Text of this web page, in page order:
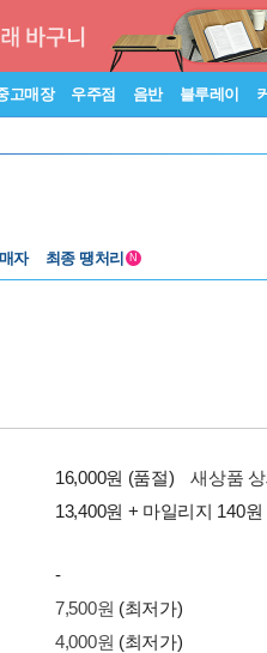
고매장 우주점 음반 블루레이
자 최종 땡처리 N
16,000원 (품절)
새상품
13,400원 + 마일리지 140원
-
7,500원 (최저가)
4,000원 (최저가)